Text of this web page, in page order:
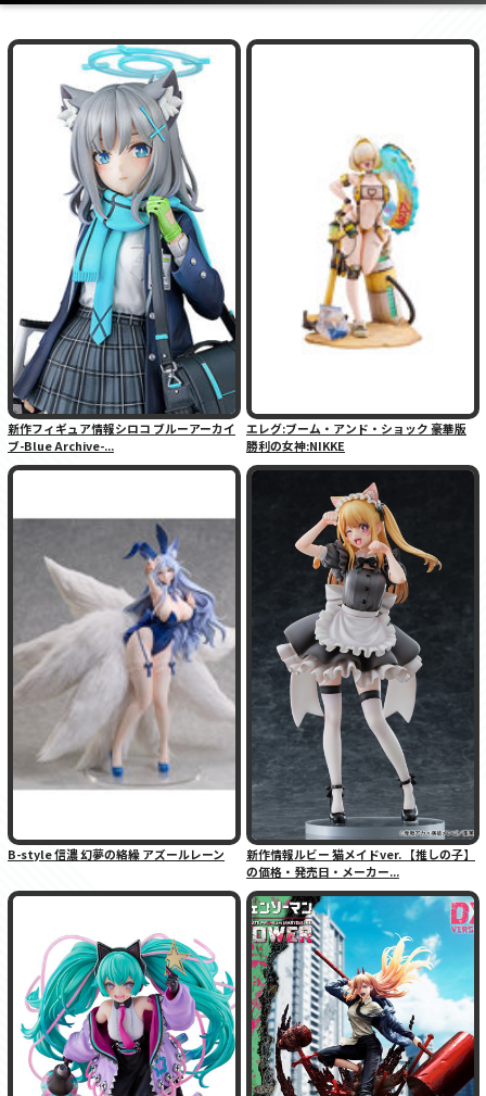
新作フィギュア情報シロコ ブルーアーカイ
ブ-Blue Archive-...
エレグ:ブーム・アンド・ショック 豪華版
勝利の女神:NIKKE
B-style 信濃 幻夢の絡繰 アズールレーン
新作情報ルビー 猫メイドver. 【推しの子】
の価格・発売日・メーカー...